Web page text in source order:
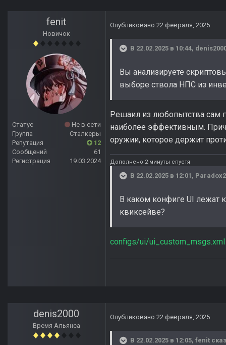
fenit
Новичок
Статус
Не в сети
Группа
Сталкеры
Репутация
12
Сообщений
61
Регистрация
19.03.2024
Опубликовано 22 февраля, 2025
В 22.02.2025 в 10:44,
Вы анализируете
выборе ствола НПС из
Решаил из любопытства сам
наиболее эффективным.
оружии, которое держит
Дополнено 2 минуты спустя
В 22.02.2025 в 12:01,
В каком конфиге UI лежат
квиксейве?
configs/ui/ui_custom_msgs.xml
denis2000
Время Альянса
Опубликовано 22 февраля, 2025
В 22.02.2025 в 12:05, fenit